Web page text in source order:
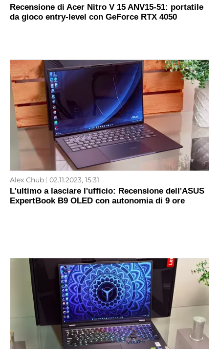
Recensione di Acer Nitro V 15 ANV15-51: portatile
da gioco entry-level con GeForce RTX 4050
Alex Chub 02.11.2023, 15:31
L'ultimo a lasciare l'ufficio: Recensione dell'ASUS
ExpertBook B9 OLED con autonomia di 9 ore